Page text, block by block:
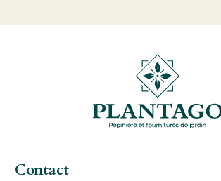
Contact